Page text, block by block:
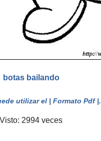
botas bailando
utilizar el | Formato Pdf |.
Visto: 2994 veces